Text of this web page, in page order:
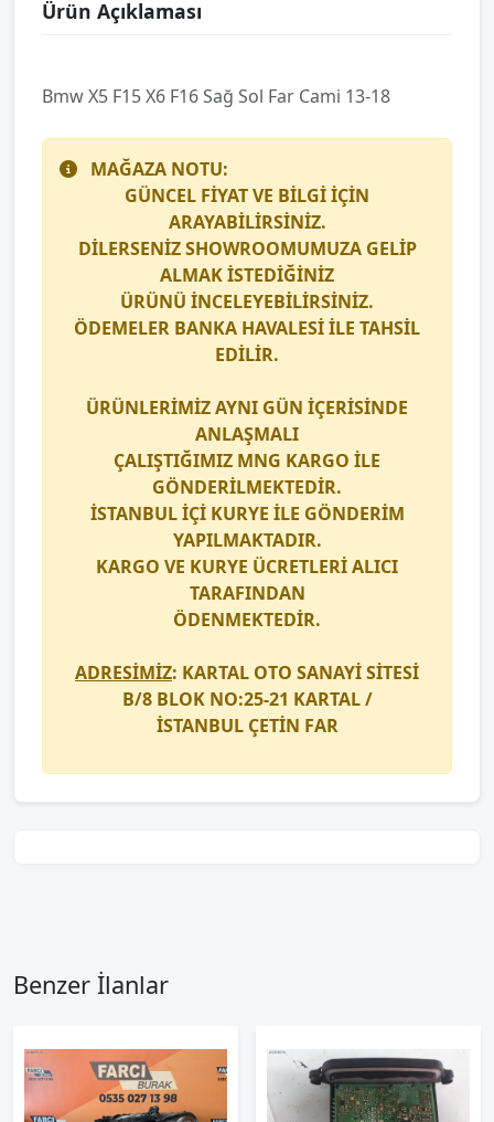
Ürün Açıklaması
Bmw X5 F15 X6 F16 Sağ Sol Far Cami 13-18
MAĞAZA NOTU:
GÜNCEL FİYAT VE BİLGİ İÇİN
ARAYABİLİRSİNİZ.
DİLERSENİZ SHOWROOMUMUZA GELİP
ALMAK İSTEDİĞİNİZ
ÜRÜNÜ İNCELEYEBİLİRSİNİZ.
ÖDEMELER BANKA HAVALESİ İLE TAHSİL
EDİLİR.
ÜRÜNLERİMİZ AYNI GÜN İÇERİSİNDE
ANLAŞMALI
ÇALIŞTIĞIMIZ MNG KARGO İLE
GÖNDERİLMEKTEDİR.
İSTANBUL İÇİ KURYE İLE GÖNDERİM
YAPILMAKTADIR.
KARGO VE KURYE ÜCRETLERİ ALICI
TARAFINDAN
ÖDENMEKTEDİR.
ADRESİMİZ: KARTAL OTO SANAYİ SİTESİ
B/8 BLOK NO:25-21 KARTAL /
İSTANBUL ÇETİN FAR
Benzer İlanlar